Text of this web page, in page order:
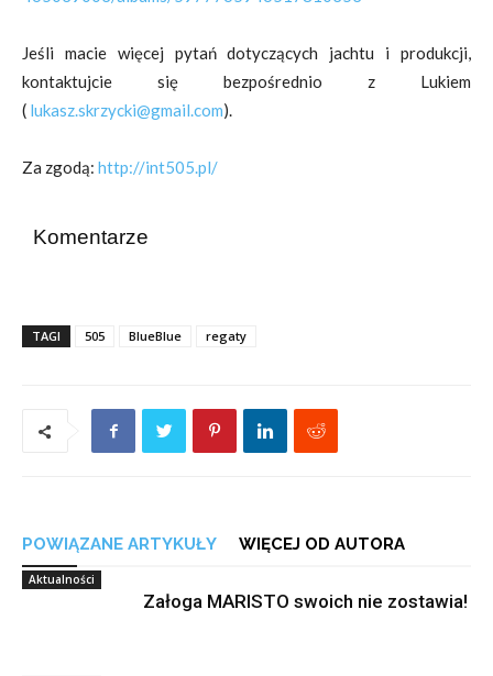
Jeśli macie więcej pytań dotyczących jachtu i produkcji,
kontaktujcie się bezpośrednio z Lukiem
( lukasz.skrzycki@gmail.com).
Za zgodą: http://int505.pl/
Komentarze
TAGI 505 BlueBlue regaty
POWIĄZANE ARTYKUŁY WIĘCEJ OD AUTORA
Aktualności
Załoga MARISTO swoich nie zostawia!